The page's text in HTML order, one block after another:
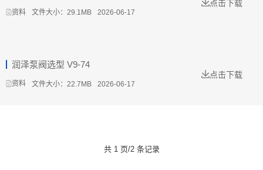
资料 文件大小：29.1MB 2026-06-17
点击下载
资料
润泽泵阀选型 V9-74
文件大小：22.7MB 2026-06-17
点击下载
共 1 页/2 条记录